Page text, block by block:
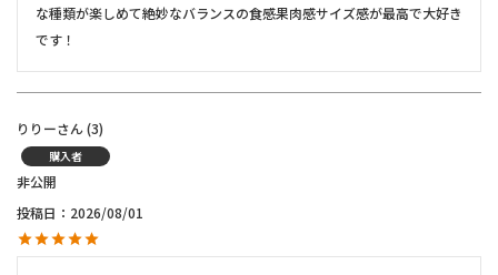
な種類が楽しめて絶妙なバランスの食感果肉感サイズ感が最高で大好き
です！
りりー 3
購入者
非公開
投稿日
2026/08/01